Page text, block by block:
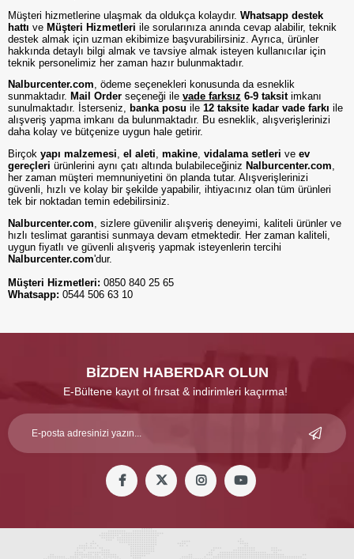
Müşteri hizmetlerine ulaşmak da oldukça kolaydır. Whatsapp destek
hattı ve Müşteri Hizmetleri ile sorularınıza anında cevap alabilir, teknik
destek almak için uzman ekibimize başvurabilirsiniz. Ayrıca, ürünler
hakkında detaylı bilgi almak ve tavsiye almak isteyen kullanıcılar için
teknik personelimiz her zaman hazır bulunmaktadır.
Nalburcenter.com, ödeme seçenekleri konusunda da esneklik
sunmaktadır. Mail Order seçeneği ile vade farksız 6-9 taksitimkanı
sunulmaktadır. İsterseniz, banka posu ile 12 taksite kadar vade farkı ile
alışveriş yapma imkanı da bulunmaktadır. Bu esneklik, alışverişlerinizi
daha kolay ve bütçenize uygun hale getirir.
Birçok yapı malzemesi, el aleti, makine, vidalama setleri ve ev
gereçleri ürünlerini aynı çatı altında bulabileceğiniz Nalburcenter.com,
her zaman müşteri memnuniyetini ön planda tutar. Alışverişlerinizi
güvenli, hızlı ve kolay bir şekilde yapabilir, ihtiyacınız olan tüm ürünleri
tek bir noktadan temin edebilirsiniz.
Nalburcenter.com, sizlere güvenilir alışveriş deneyimi, kaliteli ürünler ve
hızlı teslimat garantisi sunmaya devam etmektedir. Her zaman kaliteli,
uygun fiyatlı ve güvenli alışveriş yapmak isteyenlerin tercihi
Nalburcenter.com'dur.
Müşteri Hizmetleri: 0850 840 25 65
Whatsapp: 0544 506 63 10
BİZDEN HABERDAR OLUN
E-Bültene kayıt ol fırsat & indirimleri kaçırma!